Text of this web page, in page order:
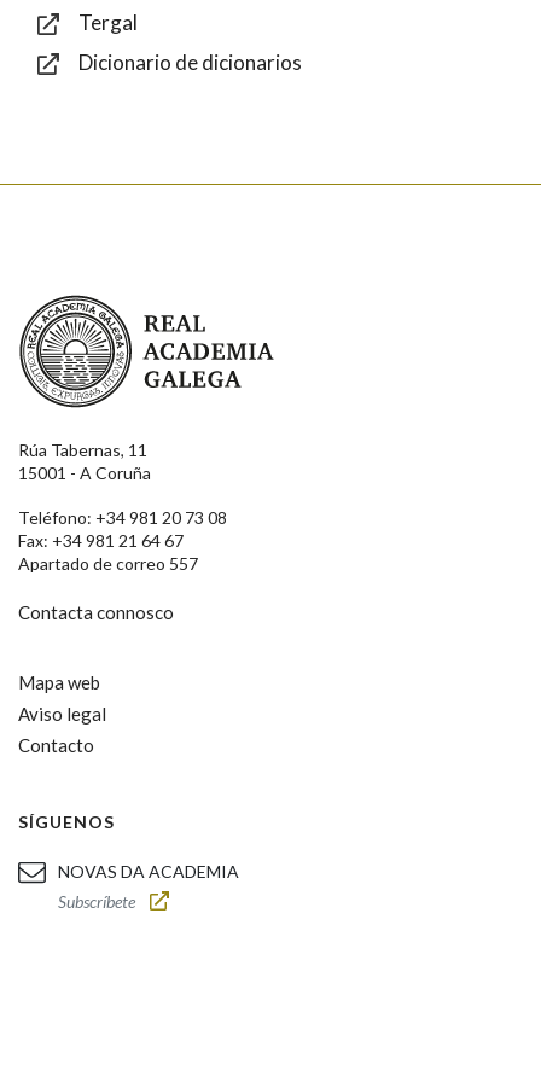
Tergal
Dicionario de dicionarios
Real Academia Galega
Rúa Tabernas, 11
15001 - A Coruña
Teléfono: +34 981 20 73 08
Fax: +34 981 21 64 67
Apartado de correo 557
Contacta connosco
Mapa web
Aviso legal
Contacto
SÍGUENOS
NOVAS DA ACADEMIA
Subscríbete